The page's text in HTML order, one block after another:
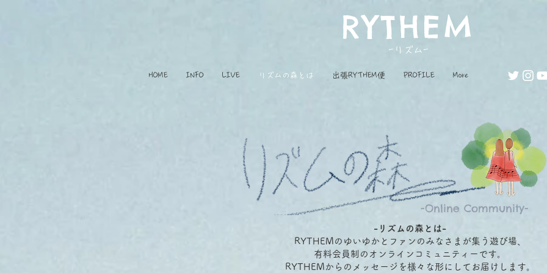
RYTHEM
-リズム-
HOME INFO LIVE リズムの森とは 出張RYTHEM便 PROFILE More
-リズムの森とは-
RYTHEMのゆいゆかとファンのみなさまが集う遊び場、
有料会員制のオンラインコミュニティーです。
RYTHEMからのメッセージを様々な形にしてお届けします。
-Online Community-